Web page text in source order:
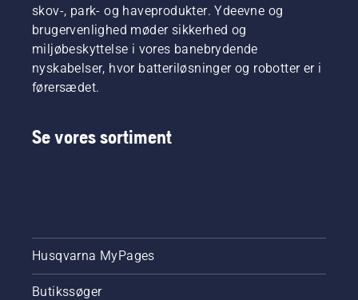
skov-, park- og haveprodukter. Ydeevne og
brugervenlighed møder sikkerhed og
miljøbeskyttelse i vores banebrydende
nyskabelser, hvor batteriløsninger og robotter er i
førersædet.
Se vores sortiment
Husqvarna MyPages
Butikssøger